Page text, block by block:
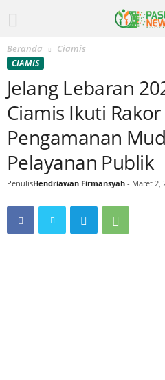
Beranda Ciamis
CIAMIS
Jelang Lebaran
Ciamis Ikuti
Pengamanan
Pelayanan Publik
PenulisHendriawan Firmansyah - Maret 2,